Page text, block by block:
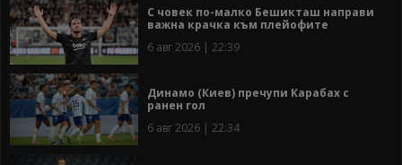
С човек по-малко Бешикташ направи
важна крачка към плейофите
6 авг 2026 | 22:39
Динамо (Киев) пречупи Карабах с
ранен гол
6 авг 2026 | 22:34